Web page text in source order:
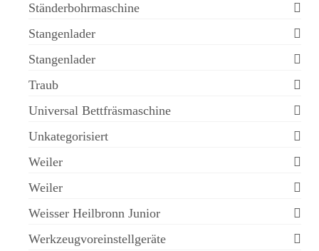
Ständerbohrmaschine
Stangenlader
Stangenlader
Traub
Universal Bettfräsmaschine
Unkategorisiert
Weiler
Weiler
Weisser Heilbronn Junior
Werkzeugvoreinstellgeräte